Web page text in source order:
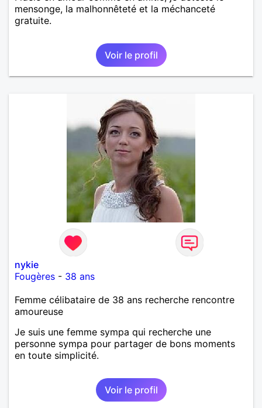
mensonge, la malhonnêteté et la méchanceté
gratuite.
Voir le profil
nykie
Fougères - 38 ans
Femme célibataire de 38 ans recherche rencontre
amoureuse
Je suis une femme sympa qui recherche une
personne sympa pour partager de bons moments
en toute simplicité.
Voir le profil